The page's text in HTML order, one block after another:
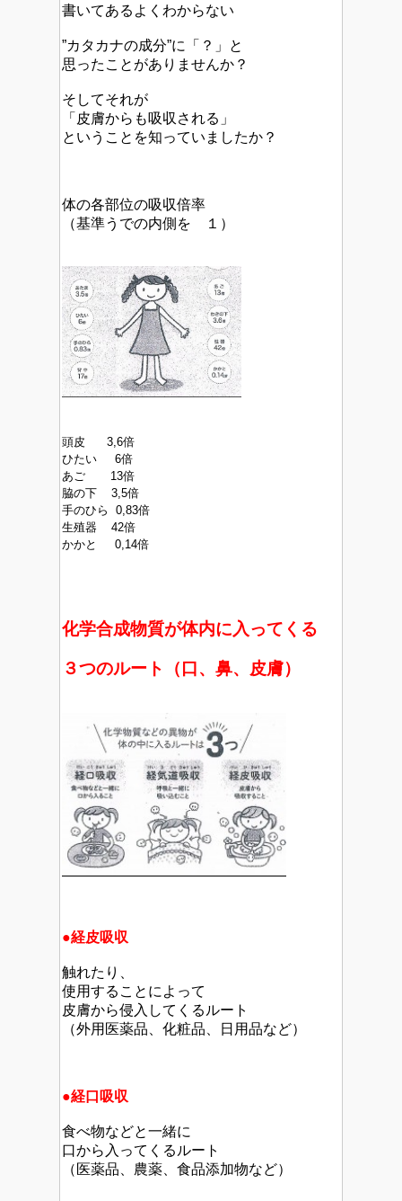
書いてあるよくわからない
”カタカナの成分”に「？」と
思ったことがありませんか？
そしてそれが
「皮膚からも吸収される」
ということを知っていましたか？
体の各部位の吸収倍率
（基準うでの内側を １）
頭皮 3,6倍
ひたい 6倍
あご 13倍
脇の下 3,5倍
手のひら 0,83倍
生殖器 42倍
かかと 0,14倍
化学合成物質が体内に入ってくる
３つのルート（口、鼻、皮膚）
●経皮吸収
触れたり、
使用することによって
皮膚から侵入してくるルート
（外用医薬品、化粧品、日用品など）
●経口吸収
食べ物などと一緒に
口から入ってくるルート
（医薬品、農薬、食品添加物など）